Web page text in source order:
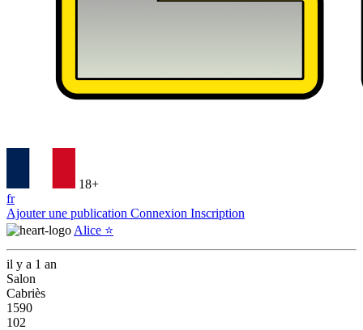
18+
fr
Ajouter une publication Connexion Inscription
Alice ⭐️
il y a 1 an
Salon
Cabriès
1590
102